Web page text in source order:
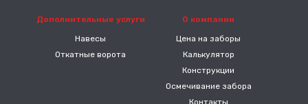
Дополнительные услуги
Навесы
Откатные ворота
О компании
Цена на заборы
Калькулятор
Конструкции
Осмечивание забора
Контакты